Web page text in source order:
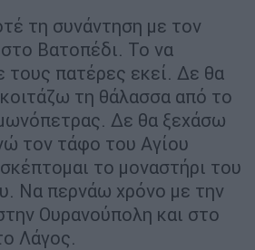
τη συνάντηση με τον
Βατοπέδι. Το να
τους πατέρες εκεί. Δε θα
τη θάλασσα από το
Δε θα ξεχάσω
τον τάφο του Αγίου
το μοναστήρι του
Να περνάω χρόνο με την
Ουρανούπολη και στο
Λάγος.